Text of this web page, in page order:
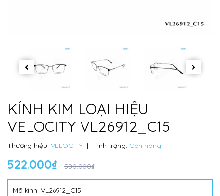
KÍNH KIM LOẠI HIỆU
VELOCITY VL26912_C15
Thương hiệu: VELOCITY | Tình trạng: Còn hàng
522.000₫ 580.000₫
Mã kính: VL26912_C15